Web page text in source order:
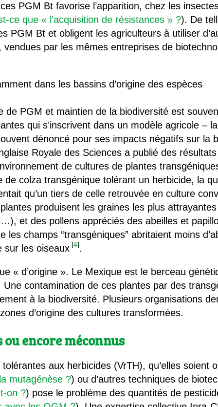
PGM Bt favorise l’apparition, chez les
ce que « l’acquisition de résistances » ?). De
PGM Bt et obligent les agriculteurs à utiliser
vendues par les mêmes entreprises de
dans les bassins d’origine des espèces
de PGM et maintien de la biodiversité est
qui s’inscrivent dans un modèle agricole –
dénoncé pour ses impacts négatifs sur la
Royale des Sciences a publié des
de cultures de plantes
colza transgénique tolérant un herbicide, la
qu’un tiers de celle retrouvée en culture
produisent les graines les plus
et des pollens appréciés des abeilles et
les champs “transgéniques” abritaient moins
sur les oiseaux [4].
« d’origine ». Le Mexique est le berceau
Une contamination de ces plantes par des
à la biodiversité. Plusieurs organisations
d’origine des cultures transformées.
encore méconnus
aux herbicides (VrTH), qu’elles soient
mutagénèse ?) ou d’autres techniques de
on ?) pose le problème des quantités de